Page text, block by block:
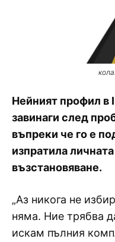
Нейният профил в
завинаги след
въпреки че го е
изпратила
възстановяване.
„Аз никога не
няма. Ние трябва
искам пълния